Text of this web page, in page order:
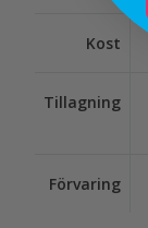
Kost
Tillagning
Förvaring